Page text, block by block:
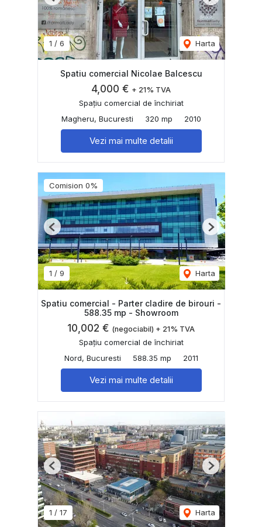
1 / 6 Harta
Spatiu comercial Nicolae Balcescu
4,000 € + 21% TVA
Spațiu comercial de închiriat
Magheru, Bucuresti
320 mp 2010
Vezi mai multe detalii
Comision 0%
1 / 9 Harta
Previous Next
Spatiu comercial - Parter cladire de birouri -
588.35 mp - Showroom
10,002 € (negociabil) + 21% TVA
Spațiu comercial de închiriat
Nord, Bucuresti
588.35 mp 2011
Vezi mai multe detalii
1 / 17 Harta
Previous Next